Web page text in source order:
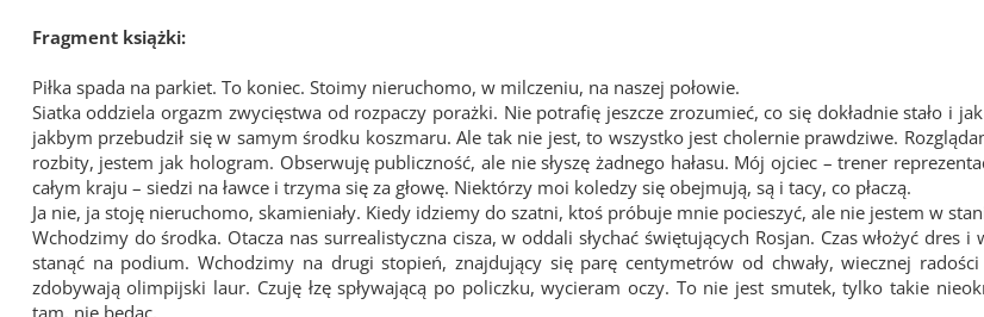
Fragment książki:
Piłka spada na parkiet. To koniec. Stoimy nieruchomo, w milczeniu, na naszej połowie.
Siatka oddziela orgazm zwycięstwa od rozpaczy porażki. Nie potrafię jeszcze zrozumieć, co się dokładnie stało i
jakbym przebudził się w samym środku koszmaru. Ale tak nie jest, to wszystko jest cholernie prawdziwe.
rozbity, jestem jak hologram. Obserwuję publiczność, ale nie słyszę żadnego hałasu. Mój ojciec – trener
całym kraju – siedzi na ławce i trzyma się za głowę. Niektórzy moi koledzy się obejmują, są i tacy, co płaczą.
Ja nie, ja stoję nieruchomo, skamieniały. Kiedy idziemy do szatni, ktoś próbuje mnie pocieszyć, ale nie jestem w
Wchodzimy do środka. Otacza nas surrealistyczna cisza, w oddali słychać świętujących Rosjan. Czas włożyć dres
stanąć na podium. Wchodzimy na drugi stopień, znajdujący się parę centymetrów od chwały, wiecznej
zdobywają olimpijski laur. Czuję łzę spływającą po policzku, wycieram oczy. To nie jest smutek, tylko takie
tam, nie będąc.